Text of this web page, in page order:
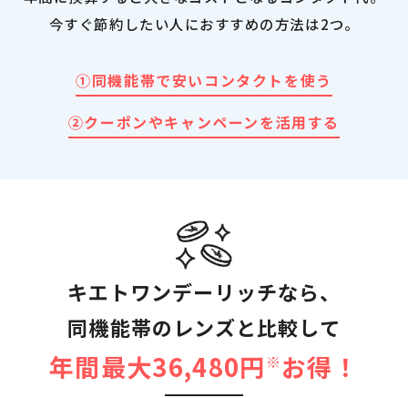
今すぐ節約したい人におすすめの方法は2つ。
①同機能帯で安いコンタクトを使う
②クーポンやキャンペーンを活用する
キエトワンデーリッチなら、
同機能帯のレンズと比較して
年間最大36,480円 ※ お得！